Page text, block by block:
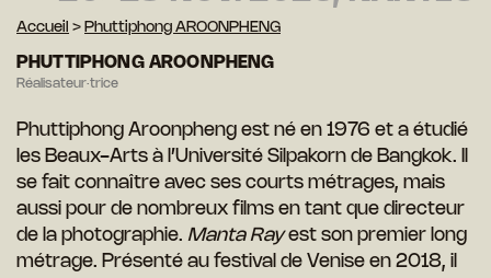
Accueil > Phuttiphong AROONPHENG
PHUTTIPHONG AROONPHENG
Réalisateur·trice
Phuttiphong Aroonpheng est né en 1976 et a étudié
les Beaux-Arts à l’Université Silpakorn de Bangkok. Il
se fait connaître avec ses courts métrages, mais
aussi pour de nombreux films en tant que directeur
de la photographie. Manta Rayest son premier long
métrage. Présenté au festival de Venise en 2018, il